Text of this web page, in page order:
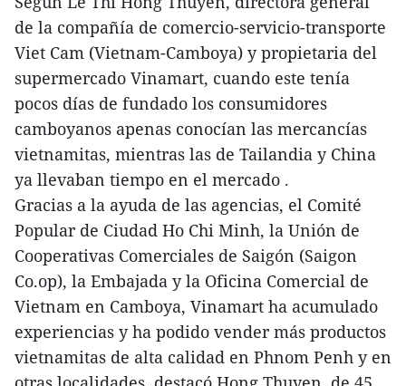
de la compañía de comercio-servicio-transporte
Viet Cam (Vietnam-Camboya) y propietaria del
supermercado Vinamart, cuando este tenía
pocos días de fundado los consumidores
camboyanos apenas conocían las mercancías
vietnamitas, mientras las de Tailandia y China
ya llevaban tiempo en el mercado .
Gracias a la ayuda de las agencias, el Comité
Popular de Ciudad Ho Chi Minh, la Unión de
Cooperativas Comerciales de Saigón (Saigon
Co.op), la Embajada y la Oficina Comercial de
Vietnam en Camboya, Vinamart ha acumulado
experiencias y ha podido vender más productos
vietnamitas de alta calidad en Phnom Penh y en